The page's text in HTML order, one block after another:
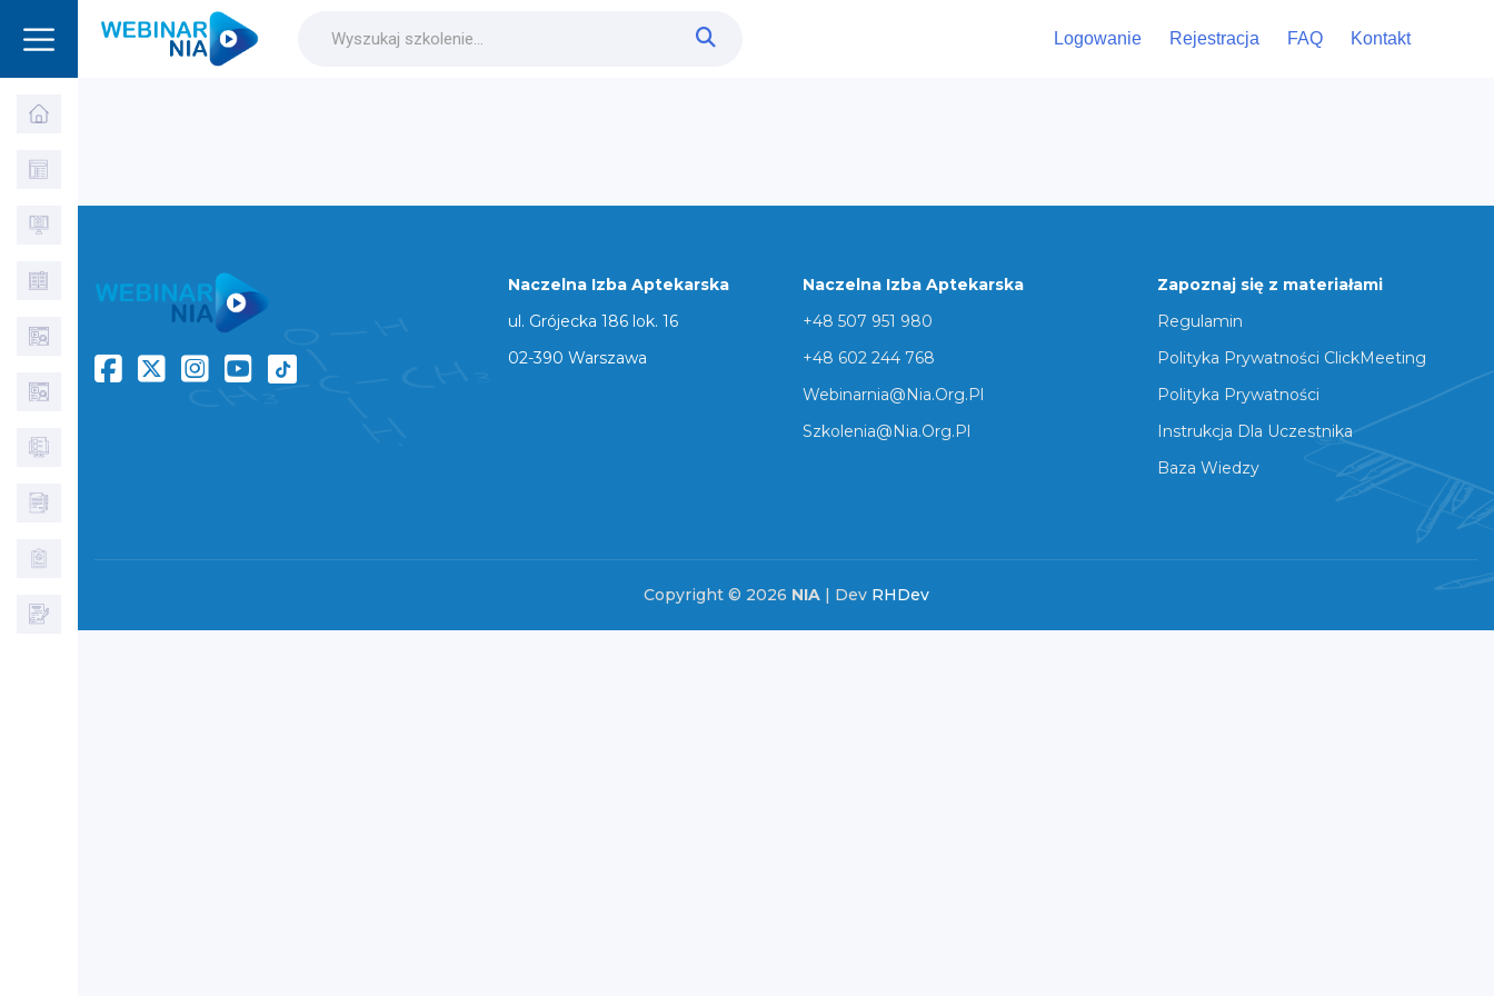
Logowanie Rejestracja FAQ Kontakt
Naczelna Izba Aptekarska
ul. Grójecka 186 lok. 16
02-390 Warszawa
Naczelna Izba Aptekarska
+48 507 951 980
+48 602 244 768
Webinarnia@nia.org.pl
Szkolenia@nia.org.pl
Zapoznaj się z materiałami
Regulamin
Polityka Prywatności ClickMeeting
Polityka Prywatności
Instrukcja Dla Uczestnika
Baza Wiedzy
Copyright © 2026 NIA| Dev RHDev